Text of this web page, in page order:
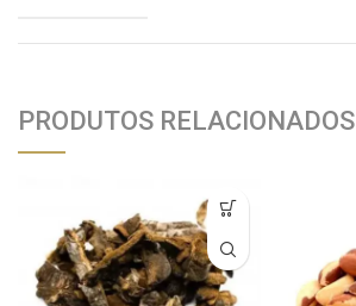
PRODUTOS RELACIONADOS